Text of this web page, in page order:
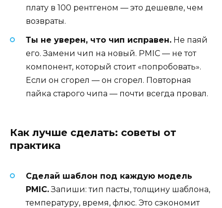
плату в 100 рентгеном — это дешевле, чем
возвраты.
Ты не уверен, что чип исправен. Не паяй
его. Замени чип на новый. PMIC — не тот
компонент, который стоит «попробовать».
Если он сгорел — он сгорел. Повторная
пайка старого чипа — почти всегда провал.
Как лучше сделать: советы от
практика
Сделай шаблон под каждую модель
PMIC.Запиши: тип пасты, толщину шаблона,
температуру, время, флюс. Это сэкономит